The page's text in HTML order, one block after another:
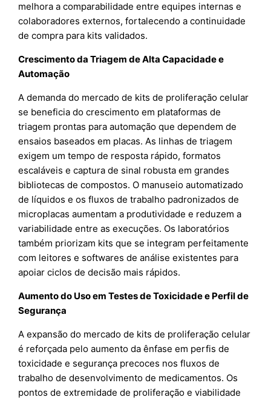
melhora a comparabilidade entre equipes internas e
colaboradores externos, fortalecendo a continuidade
de compra para kits validados.
Crescimento da Triagem de Alta Capacidade e
Automação
A demanda do mercado de kits de proliferação celular
se beneficia do crescimento em plataformas de
triagem prontas para automação que dependem de
ensaios baseados em placas. As linhas de triagem
exigem um tempo de resposta rápido, formatos
escaláveis e captura de sinal robusta em grandes
bibliotecas de compostos. O manuseio automatizado
de líquidos e os fluxos de trabalho padronizados de
microplacas aumentam a produtividade e reduzem a
variabilidade entre as execuções. Os laboratórios
também priorizam kits que se integram perfeitamente
com leitores e softwares de análise existentes para
apoiar ciclos de decisão mais rápidos.
Aumento do Uso em Testes de Toxicidade e Perfil de
Segurança
A expansão do mercado de kits de proliferação celular
é reforçada pelo aumento da ênfase em perfis de
toxicidade e segurança precoces nos fluxos de
trabalho de desenvolvimento de medicamentos. Os
pontos de extremidade de proliferação e viabilidade